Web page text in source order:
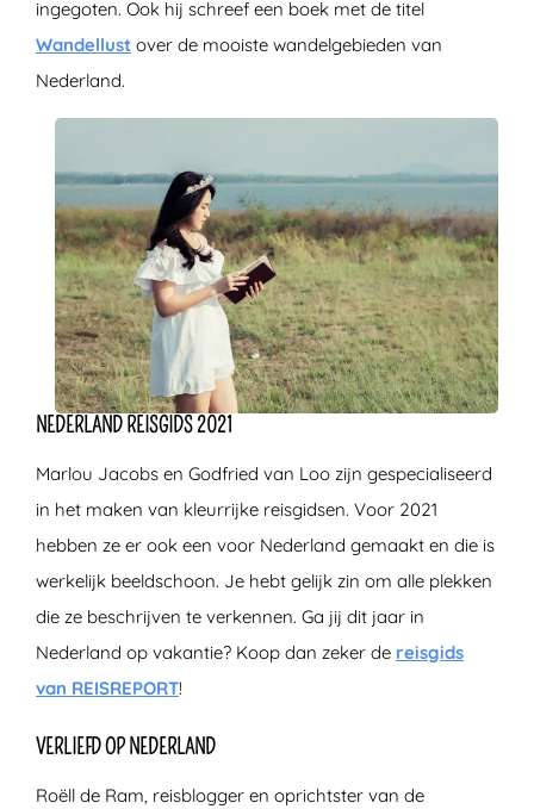
ingegoten. Ook hij schreef een boek met de titel
Wandellust over de mooiste wandelgebieden van
Nederland.
NEDERLAND REISGIDS 2021
Marlou Jacobs en Godfried van Loo zijn gespecialiseerd
in het maken van kleurrijke reisgidsen. Voor 2021
hebben ze er ook een voor Nederland gemaakt en die is
werkelijk beeldschoon. Je hebt gelijk zin om alle plekken
die ze beschrijven te verkennen. Ga jij dit jaar in
Nederland op vakantie? Koop dan zeker de reisgids
van REISREPORT!
VERLIEFD OP NEDERLAND
Roëll de Ram, reisblogger en oprichtster van de